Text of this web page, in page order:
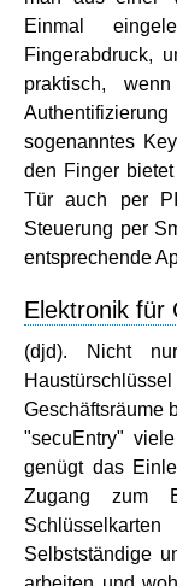
Einmal
Fingerabdruck,
praktisch,
sogenanntes
den Finger
Tür auch per
Steuerung per
entsprechende
Elektronik für
(djd). Nicht
Geschäftsräume
"secuEntry"
genügt das
Zugang zum
Selbstständige